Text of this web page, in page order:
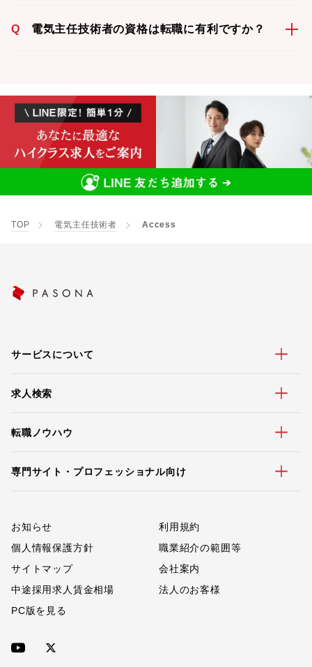
Q 電気主任技術者の資格は転職に有利ですか？
TOP 電気主任技術者 Access
サービスについて
求人検索
転職ノウハウ
専門サイト・プロフェッショナル向け
お知らせ
利用規約
個人情報保護方針
職業紹介の範囲等
サイトマップ
会社案内
中途採用求人賃金相場
法人のお客様
PC版を見る